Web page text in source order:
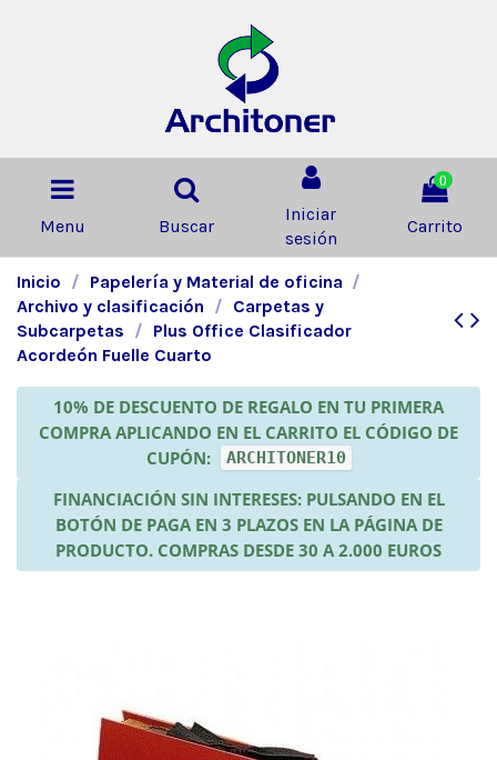
Menu Buscar
Iniciar
sesión
0
Carrito
Inicio
Papelería y Material de oficina
Archivo y clasificación
Carpetas y
Subcarpetas
Plus Office Clasificador
Acordeón Fuelle Cuarto
10% DE DESCUENTO DE REGALO EN TU PRIMERA
COMPRA APLICANDO EN EL CARRITO EL CÓDIGO DE
CUPÓN:
ARCHITONER10
FINANCIACIÓN SIN INTERESES: PULSANDO EN EL
BOTÓN DE PAGA EN 3 PLAZOS EN LA PÁGINA DE
PRODUCTO. COMPRAS DESDE 30 A 2.000 EUROS